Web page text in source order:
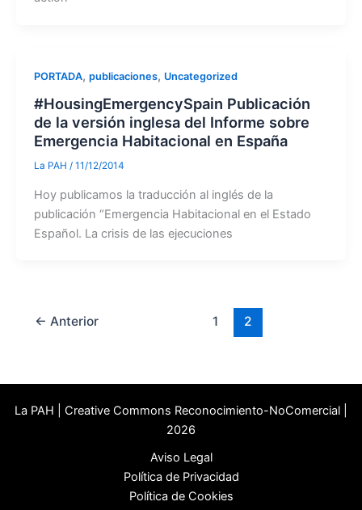
PORTADA, publicaciones, Uncategorized
#HousingEmergencySpain Publicación
de la versión inglesa del Informe sobre
Emergencia Habitacional en España
La PAH / 11/12/2014
Hoy publicamos la traducción al inglés de la
publicación “Emergencia Habitacional en el Estado
Español. La crisis de las ejecuciones
← Anterior 1 2
La PAH | Creative Commons Reconocimiento-NoComercial |
2026
Aviso Legal
Política de Privacidad
Política de Cookies